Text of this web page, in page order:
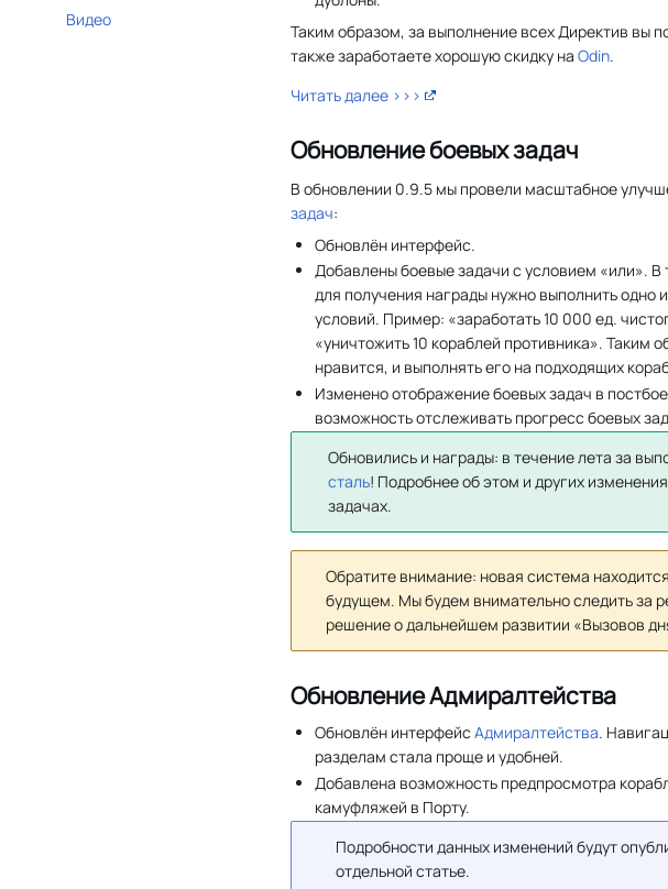
Видео
Таким образом, за выполнение всех Директив вы
также заработаете хорошую скидку на Odin.
Читать далее >>>
Обновление боевых задач
В обновлении 0.9.5 мы провели масштабное
задач:
Обновлён интерфейс.
Добавлены боевые задачи с условием «или». В
для получения награды нужно выполнить одно
условий. Пример: «заработать 10 000 ед.
«уничтожить 10 кораблей противника». Таким
нравится, и выполнять его на подходящих
Изменено отображение боевых задач в
возможность отслеживать прогресс боевых
Обновились и награды: в течение лета за
сталь! Подробнее об этом и других
задачах.
Обратите внимание: новая система
будущем. Мы будем внимательно следить за
решение о дальнейшем развитии «Вызовов
Обновление Адмиралтейства
Обновлён интерфейсАдмиралтейства.
разделам стала проще и удобней.
Добавлена возможность предпросмотра
камуфляжей в Порту.
Подробности данных изменений будут
отдельной статье.